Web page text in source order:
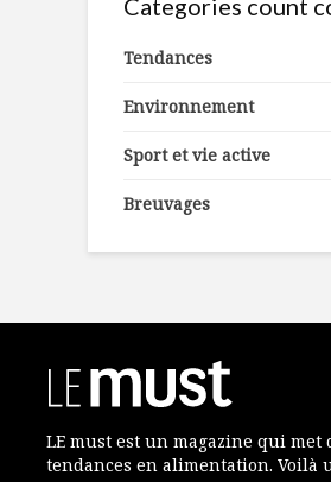
Tendances
Environnement
Sport et vie active
Breuvages
LE must est un magazine qui met
tendances en alimentation. Voilà